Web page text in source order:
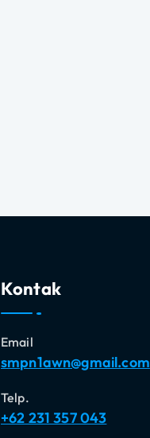
Kontak
Email
smpn1awn@gmail.com
Telp.
+62 231 357 043